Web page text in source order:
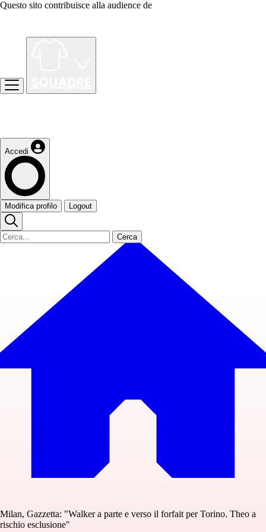
Questo sito contribuisce alla audience de
Accedi
Modifica profilo Logout
Cerca
Milan, Gazzetta: "Walker a parte e verso il forfait per Torino. Theo a
rischio esclusione"